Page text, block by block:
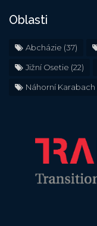
Oblasti
Abcházie (37)
Jižní Osetie (22)
Náhorní Karabach